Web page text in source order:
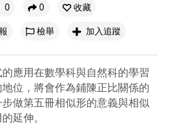
0 0
收藏
檢舉 加入追蹤
應用在數學科與自然科的學習
位，將會作為鋪陳正比關係的
做第五冊相似形的意義與相似
延伸。